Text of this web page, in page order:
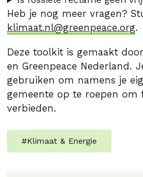
Heb je nog meer vragen?
klimaat.nl@greenpeace.org.
Deze toolkit is gemaakt door
en Greenpeace Nederland.
gebruiken om namens je
gemeente op te roepen om
verbieden.
#Klimaat & Energie